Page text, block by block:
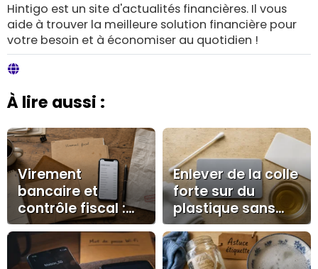
Hintigo est un site d'actualités financières. Il vous
aide à trouver la meilleure solution financière pour
votre besoin et à économiser au quotidien !
À lire aussi :
Virement
bancaire et
contrôle fiscal :
les montants,
libellés et preuves
qui comptent
Enlever de la colle
forte sur du
plastique sans
voile blanc ni
rayures